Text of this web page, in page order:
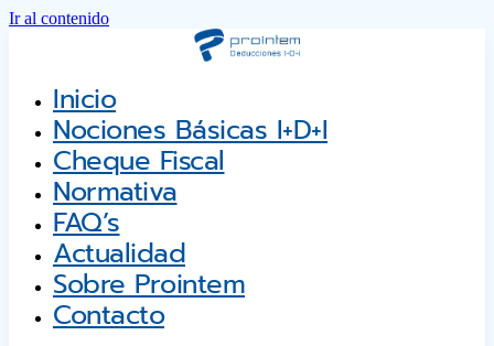
Ir al contenido
Inicio
Nociones Básicas I+D+i
Cheque Fiscal
Normativa
FAQ’s
Actualidad
Sobre Prointem
Contacto